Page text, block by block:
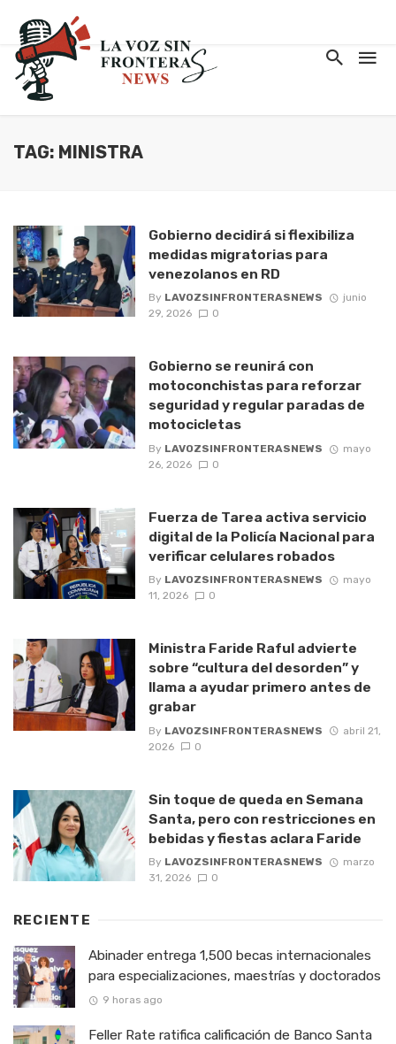
TAG: MINISTRA
Gobierno decidirá si flexibiliza
medidas migratorias para
venezolanos en RD
By LAVOZSINFRONTERASNEWS
junio
29, 2026
0
Gobierno se reunirá con
motoconchistas para reforzar
seguridad y regular paradas de
motocicletas
By LAVOZSINFRONTERASNEWS
mayo
26, 2026
0
Fuerza de Tarea activa servicio
digital de la Policía Nacional para
verificar celulares robados
By LAVOZSINFRONTERASNEWS
mayo
11, 2026
0
Ministra Faride Raful advierte
sobre “cultura del desorden” y
llama a ayudar primero antes de
grabar
By LAVOZSINFRONTERASNEWS
abril 21,
2026
0
Sin toque de queda en Semana
Santa, pero con restricciones en
bebidas y fiestas aclara Faride
By LAVOZSINFRONTERASNEWS
marzo
31, 2026
0
RECIENTE
Abinader entrega 1,500 becas internacionales
para especializaciones, maestrías y doctorados
9 horas ago
Feller Rate ratifica calificación de Banco Santa